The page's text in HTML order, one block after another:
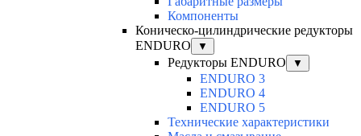
Компоненты
Коническо-цилиндрические редукторы
ENDURO
▼
Редукторы ENDURO ▼
ENDURO 3
ENDURO 4
ENDURO 5
Технические характеристики